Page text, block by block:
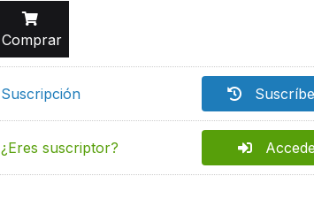
Comprar
Suscripción
¿Eres suscriptor? Accede